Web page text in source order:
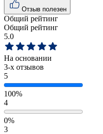
Отзыв полезен
Общий рейтинг
Общий рейтинг
5.0
На основании
3-х отзывов
5
100%
4
0%
3